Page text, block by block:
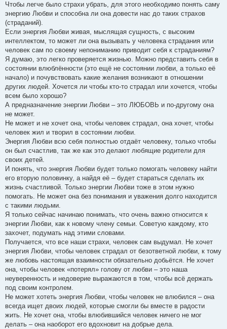
Чтобы легче было страхи убрать, для этого необходимо понять саму
энергию Любви и способна ли она довести нас до таких страхов
(страданий).
Если энергия Любви живая, мыслящая сущность, с высоким
интеллектом, то может ли она вызывать у человека страдания или
человек сам по своему непониманию приводит себя к страданиям?
Я думаю, это легко проверяется жизнью. Можно представить себя в
состоянии влюблённости (это ещё не состоянии любви, а только её
начало) и почувствовать какие желания возникают в отношении
других людей. Хочется ли чтобы кто-то страдал или хочется, чтобы
всем было хорошо?
А предназначение энергии Любви – это ЛЮБОВЬ и по-другому она
не может.
Не может и не хочет она, чтобы человек страдал, она хочет, чтобы
человек жил и творил в состоянии любви.
Энергия Любви всю себя полностью отдаёт человеку, только чтобы
он был счастлив, так же как это делают любящие родители для
своих детей.
И понять, что энергия Любви будет только помогать человеку найти
его вторую половинку, а найдя её – будет стараться сделать их
жизнь счастливой. Только энергии Любви тоже в этом нужно
помогать. Не может она без понимания и уважения долго находится
с такими людьми.
Я только сейчас начинаю понимать, что очень важно относится к
энергии Любви, как к новому члену семьи. Советую каждому, кто
захочет, подумать над этими словами.
Получается, что все наши страхи, человек сам выдумал. Не хочет
энергия Любви, чтобы человек страдал от безответной любви, к тому
же любовь настоящая взаимности обязательно добьётся. Не хочет
она, чтобы человек «потерял» голову от любви – это наша
неуверенность и недоверие выражаются в том, чтобы всё держать
под своим контролем.
Не может хотеть энергия Любви, чтобы человек не влюбился – она
всегда ищет двоих людей, которые смогли бы вместе в радости
жить. Не хочет она, чтобы влюбившийся человек ничего не мог
делать – она наоборот его вдохновит на добрые дела.